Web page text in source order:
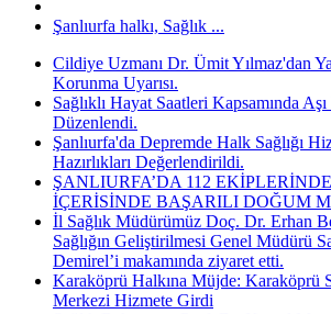
Şanlıurfa halkı, Sağlık ...
Cildiye Uzmanı Dr. Ümit Yılmaz'dan
Korunma Uyarısı.
Sağlıklı Hayat Saatleri Kapsamında
Düzenlendi.
Şanlıurfa'da Depremde Halk Sağlığı
Hazırlıkları Değerlendirildi.
ŞANLIURFA’DA 112
İÇERİSİNDE BAŞARILI DOĞUM
İl Sağlık Müdürümüz Doç. Dr. Erhan
Sağlığın Geliştirilmesi Genel Müdürü
Demirel’i makamında ziyaret etti.
Karaköprü Halkına Müjde: Karaköprü
Merkezi Hizmete Girdi